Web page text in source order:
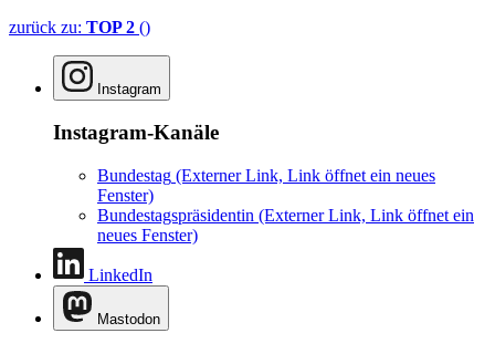
zurück zu: TOP 2 ()
Instagram
Instagram-Kanäle
Bundestag (Externer Link, Link öffnet ein neues
Fenster)
Bundestagspräsidentin (Externer Link, Link öffnet ein
neues Fenster)
LinkedIn
Mastodon